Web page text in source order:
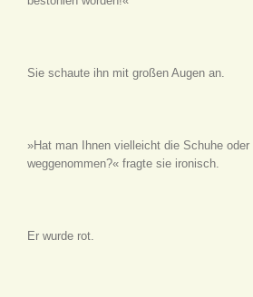
Sie schaute ihn mit großen Augen an.
»Hat man Ihnen vielleicht die Schuhe oder
weggenommen?« fragte sie ironisch.
Er wurde rot.